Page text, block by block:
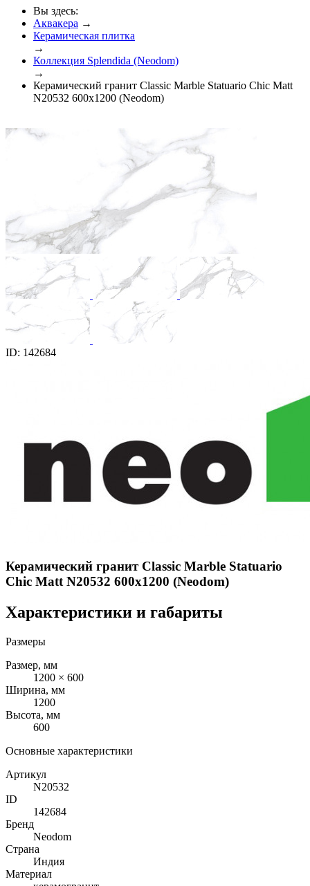
Вы здесь:
Аквакера →
Керамическая плитка
→
Коллекция Splendida (Neodom)
→
Керамический гранит Classic Marble Statuario Chic Matt
N20532 600x1200 (Neodom)
ID: 142684
Керамический гранит Classic Marble Statuario
Chic Matt N20532 600x1200 (Neodom)
Характеристики и габариты
Размеры
Размер, мм
1200 × 600
Ширина, мм
1200
Высота, мм
600
Основные характеристики
Артикул
N20532
ID
142684
Бренд
Neodom
Страна
Индия
Материал